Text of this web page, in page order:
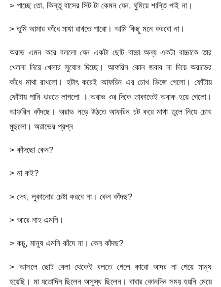
> পাচ্ছে তো, কিন্তু বাসের সিট টা কেমন যেন, ঘুমিয়ে শান্তি পাই না।
> তুমি আমার কাঁধে মাথা রাখতে পারো। আমি কিছু মনে করবো না।
অরাভ এমন করে বললো যেন একটা ছোট বাচ্চা অন্য একটা বাচ্চাকে তার
খেলনা নিয়ে খেলার সুযোগ দিচ্ছে। আফরিন কোন জবাব না দিয়ে অরাভের
কাঁধে মাথা রাখলো। হটাৎ করেই আফরিন এর চোখ ভিজে গেলো। ফোঁটায়
ফোঁটায় পানি ঝরতে লাগলো । অরাভ ওর দিকে তাকাতেই অবাক হয়ে গেলো।
আফরিন কাঁদছে। অরাভ নড়ে উঠতে আফরিন চট করে মাথা তুলে নিয়ে চোখ
মুছলো। অরাভের প্রশ্ন
> কাঁদছো কেন?
> না কই?
> দেখ, লুকানোর চেষ্টা করবে না। কেন কাঁদছ?
> আরে নাহ এমনি।
> কচু, মানুষ এমনি কাঁদে না। কেন কাঁদছ?
> আসলে ছোট বেলা থেকেই বলতে গেলে কারো আদর না পেয়ে মানূষ
হয়েছি। মা যতোদিন ছিলেন অসুস্থ ছিলেন। বাবার কোনদিন সময় হয়নি মেয়ে